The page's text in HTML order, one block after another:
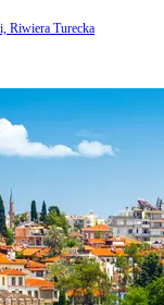
Riwiera Turecka